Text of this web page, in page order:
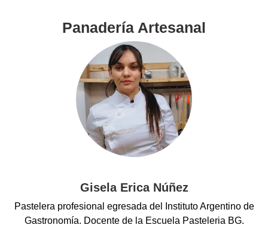
Panadería Artesanal
Gisela Erica Núñez
Pastelera profesional egresada del Instituto Argentino de
Gastronomía. Docente de la Escuela Pasteleria BG.